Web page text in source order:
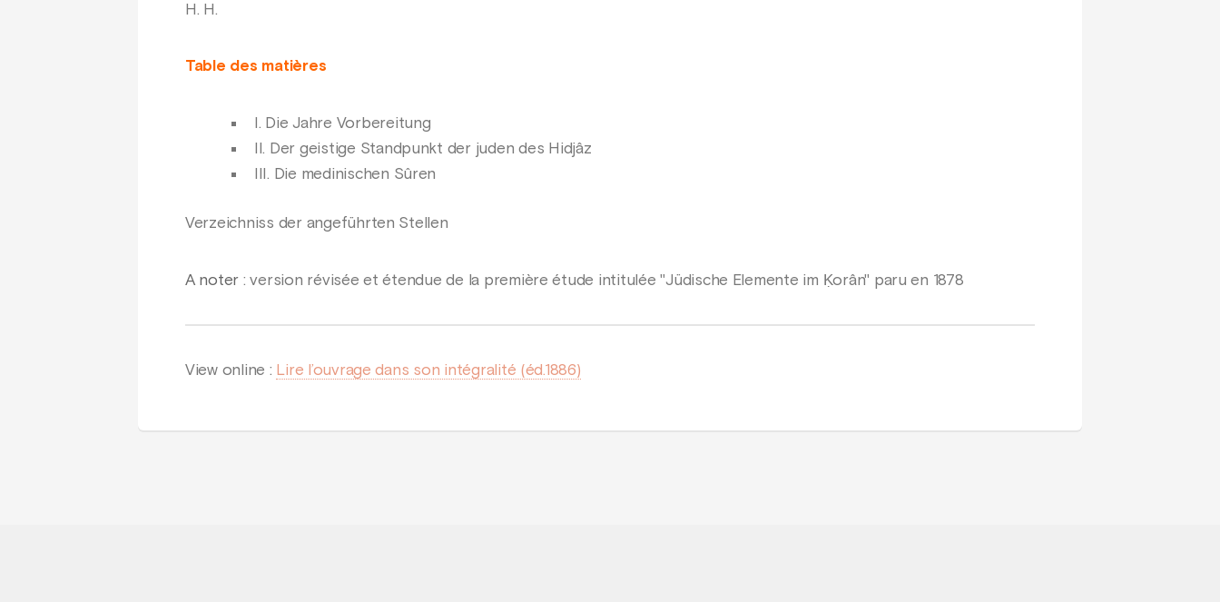
H. H.
Table des matières
I. Die Jahre Vorbereitung
II. Der geistige Standpunkt der juden des Hidjâz
III. Die medinischen Sûren
Verzeichniss der angeführten Stellen
A noter : version révisée et étendue de la première étude intitulée "Jüdische Elemente im Ḳorân" paru en 1878
View online : Lire l’ouvrage dans son intégralité (éd.1886)